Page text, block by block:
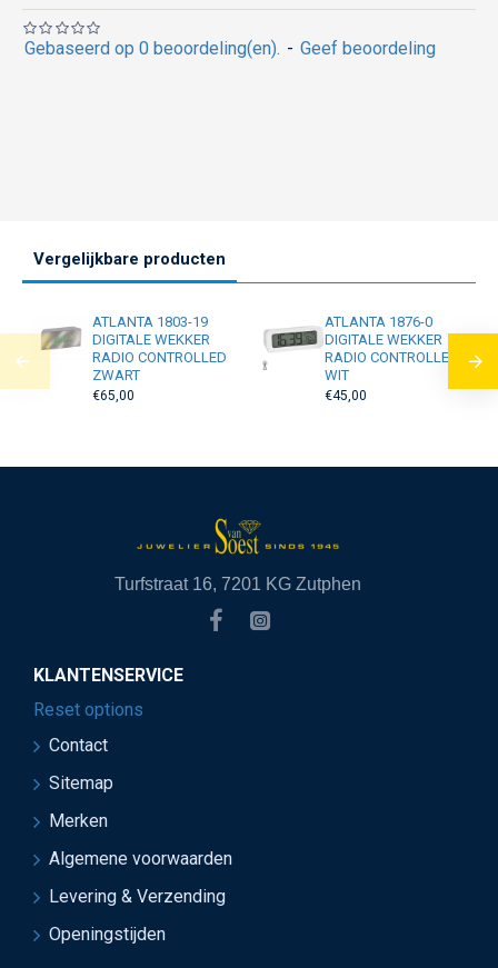
Gebaseerd op 0 beoordeling(en). - Geef beoordeling
Vergelijkbare producten
ATLANTA 1803-19
DIGITALE WEKKER
RADIO CONTROLLED
ZWART
€65,00
ATLANTA 1876-0
DIGITALE WEKKER
RADIO CONTROLLED
WIT
€45,00
Turfstraat 16, 7201 KG Zutphen
KLANTENSERVICE
Reset options
Contact
Sitemap
Merken
Algemene voorwaarden
Levering & Verzending
Openingstijden